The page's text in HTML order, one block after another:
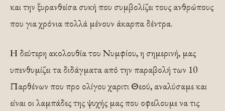
και την ξυρανθείσα συκή που συμβολίζει τους ανθρώπους
που για χρόνια πολλά μένουν άκαρπα δέντρα.
Η δεύτερη ακολουθία του Νυμφίου, η σημερινή, μας
υπενθυμίζει τα διδάγματα από την παραβολή των 10
Παρθένων που προ ολίγου χαριτι Θεού, αναλύσαμε και
είναι οι λαμπάδες της ψυχής μας που οφείλουμε να τις